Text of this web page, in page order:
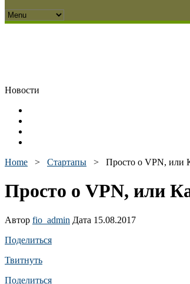
Новости
Home > Стартапы > Просто о VPN, или
Просто о VPN, или
Автор fio_admin Дата 15.08.2017
Поделиться
Твитнуть
Поделиться